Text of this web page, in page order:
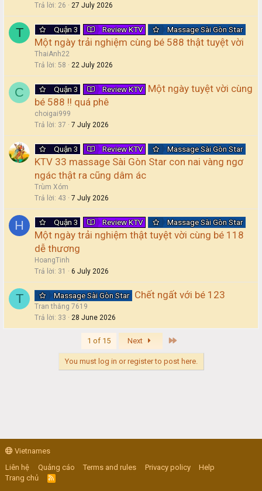
Trả lời 26 27 July 2026
T Quận 3 Review KTV Massage Sài Gòn Star
Một ngày trải nghiệm cùng bé 588 thật tuyệt vời
ThaiAnh22
Trả lời 58 22 July 2026
C Quận 3 Review KTV Một ngày tuyệt vời cùng
bé 588 !! quá phê
choigai999
Trả lời 37 7 July 2026
Quận 3 Review KTV Massage Sài Gòn Star
KTV 33 massage Sài Gòn Star con nai vàng ngơ
ngác thật ra cũng dâm ác
Trùm Xóm
Trả lời 43 7 July 2026
H Quận 3 Review KTV Massage Sài Gòn Star
Một ngày trải nghiệm thật tuyệt vời cùng bé 118
dễ thương
HoangTinh
Trả lời 31 6 July 2026
T Massage Sài Gòn Star Chết ngất với bé 123
Tran thắng 7619
Trả lời 33 28 June 2026
1 of 15 Next
You must log in or register to post here.
Vietnames
Liên hệ
Quảng cáo Terms and rules Privacy policy
Help
Trang chủ
R
S